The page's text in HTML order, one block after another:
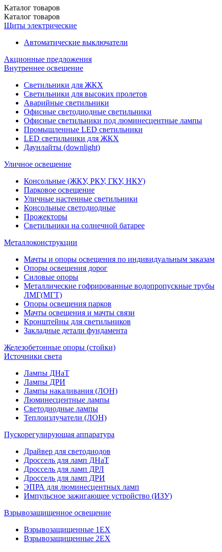
Каталог товаров
Каталог товаров
Щиты электрические
Автоматические выключатели
Акционные предложения
Внутреннее освещение
Светильники для ЖКХ
Светильники для высоких пролетов
Аварийные светильники
Офисные светодиодные светильники
Офисные светильники под люминесцентные лампы
Промышленные LED светильники
LED светильники для ЖКХ
Даунлайты (downlight)
Уличное освещение
Консольные (ЖКУ, РКУ, ГКУ, НКУ)
Парковое освещение
Уличные настенные светильники
Консольные светодиодные
Прожекторы
Светильники на солнечной батарее
Металлоконструкции
Мачты и опоры освещения по индивидуальным заказам
Опоры освещения дорог
Силовые опоры
Металлические гофрированные водопропускные трубы
ЛМГ(МГТ)
Опоры освещения парков
Мачты освещения и мачты связи
Кронштейны для светильников
Закладные детали фундамента
Железобетонные опоры (стойки)
Источники света
Лампы ДНаТ
Лампы ДРИ
Лампы накаливания (ЛОН)
Люминесцентные лампы
Светодиодные лампы
Теплоизлучатели (ЛОН)
Пускорегулирующая аппаратура
Драйвер для светодиодов
Дроссель для ламп ДНаТ
Дроссель для ламп ДРЛ
Дроссель для ламп ДРИ
ЭПРА для люминесцентных ламп
Импульсное зажигающее устройство (ИЗУ)
Взрывозащищенное освещение
Взрывозащищенные 1ЕХ
Взрывозащищенные 2ЕХ